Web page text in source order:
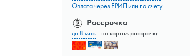
Оплата через ЕРИП или по счету
Рассрочка
до 8 мес.- по картам рассрочки